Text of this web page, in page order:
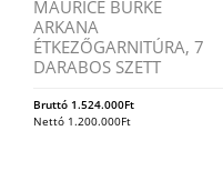
MAURICE BURKE
ARKANA
ÉTKEZŐGARNITÚRA, 7
DARABOS SZETT
Bruttó 1.524.000Ft
Nettó 1.200.000Ft